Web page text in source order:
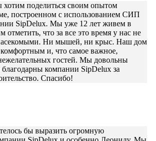
поделиться своим опытом
построенном с использованием СИП
SipDelux. Мы уже 12 лет живем в
отметить, что за все это время у нас не
Ни мышей, ни крыс. Наш дом
комфортным и, что самое важное,
гостей. Мы довольны
компании SipDelux за
Спасибо!
бы выразить огромную